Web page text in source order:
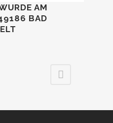
AM
BAD